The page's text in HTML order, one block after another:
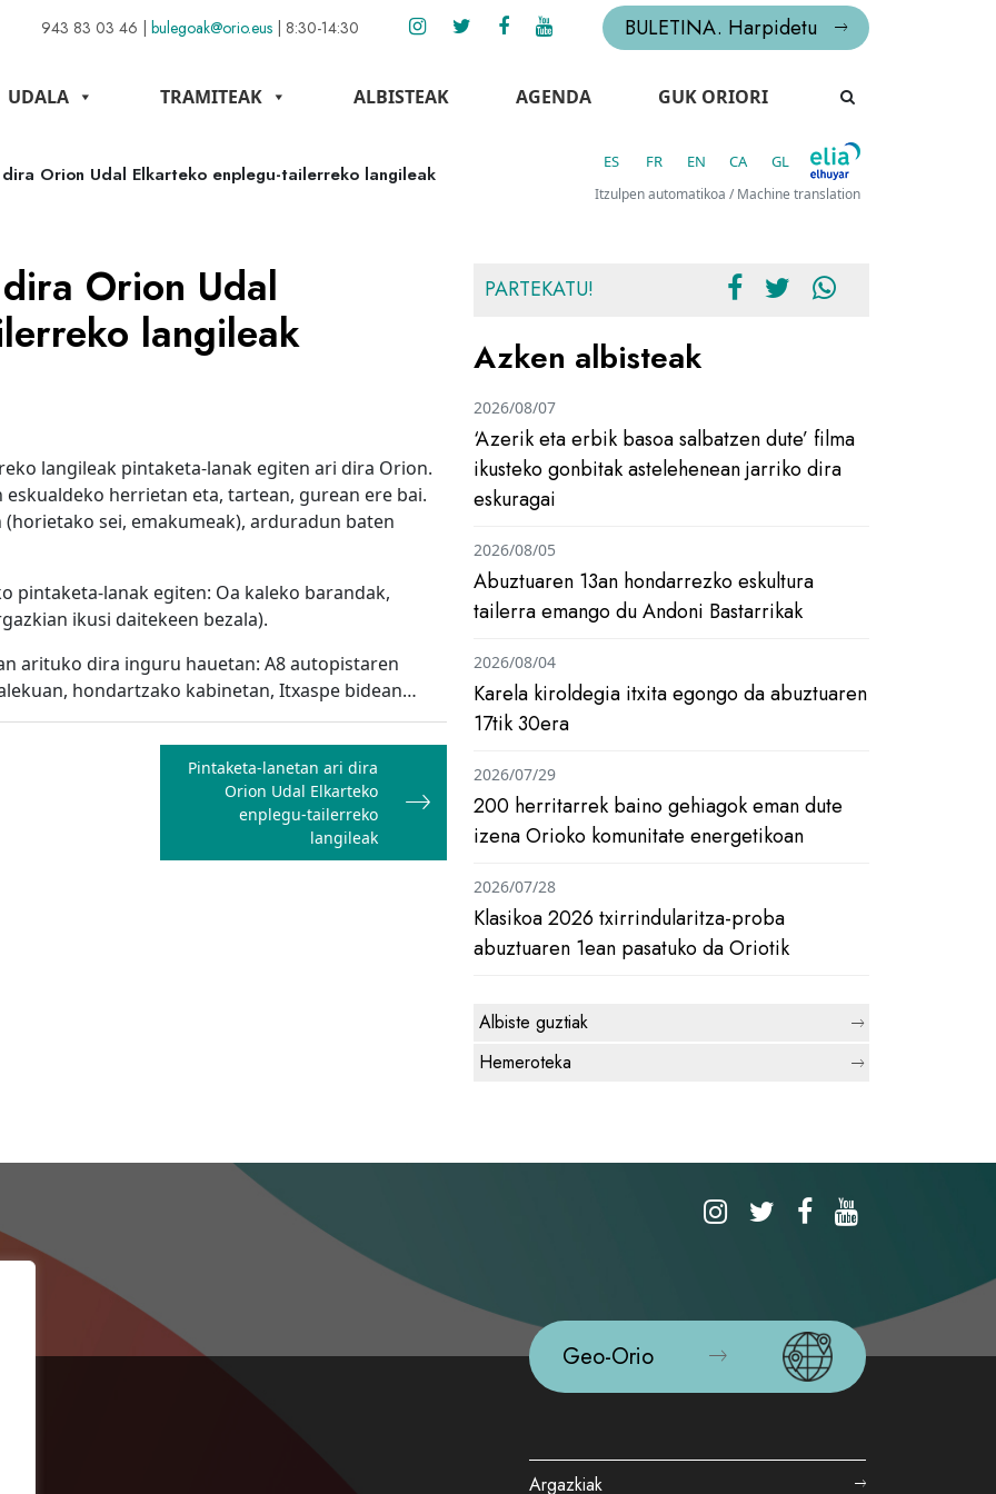
943 83 03 46 | bulegoak@orio.eus | 8:30-14:30 BULETINA. Harpidetu
UDALA TRAMITEAK ALBISTEAK AGENDA GUK ORIORI
Orion Udal Elkarteko enplegu-tailerreko langileak
ES FR EN CA GL
Itzulpen automatikoa / Machine translation
Orion Udal
langileak
langileak pintaketa-lanak egiten ari dira Orion.
herrietan eta, tartean, gurean ere bai.
sei, emakumeak), arduradun baten
pintaketa-lanak egiten: Oa kaleko barandak,
ikusi daitekeen bezala).
arituko dira inguru hauetan: A8 autopistaren
hondartzako kabinetan, Itxaspe bidean…
Pintaketa-lanetan ari dira
Orion Udal Elkarteko
enplegu-tailerreko
langileak
PARTEKATU!
Azken albisteak
‘Azerik eta erbik basoa salbatzen dute’ filma
ikusteko gonbitak astelehenean jarriko dira
eskuragai
2026/08/07
Abuztuaren 13an hondarrezko eskultura
tailerra emango du Andoni Bastarrikak
2026/08/05
Karela kiroldegia itxita egongo da abuztuaren
17tik 30era
2026/08/04
200 herritarrek baino gehiagok eman dute
izena Orioko komunitate energetikoan
2026/07/29
Klasikoa 2026 txirrindularitza-proba
abuztuaren 1ean pasatuko da Oriotik
2026/07/28
Albiste guztiak
Hemeroteka
Geo-Orio
Argazkiak